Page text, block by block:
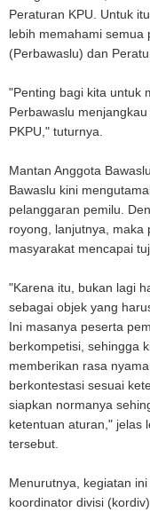
Peraturan KPU. Untuk
lebih memahami semua
(Perbawaslu) dan
"Penting bagi kita untuk
Perbawaslu
PKPU," tuturnya.
Mantan Anggota
Bawaslu kini
pelanggaran pemilu.
royong, lanjutnya, maka
masyarakat mencapai
"Karena itu, bukan lagi
sebagai objek yang
Ini masanya peserta
berkompetisi, sehingga
memberikan rasa
berkontestasi sesuai
siapkan normanya
ketentuan aturan," jelas
tersebut.
Menurutnya, kegiatan
koordinator divisi